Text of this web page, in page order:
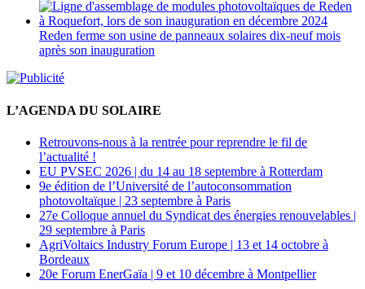
Reden ferme son usine de panneaux solaires dix-neuf mois
après son inauguration
L’AGENDA DU SOLAIRE
Retrouvons-nous à la rentrée pour reprendre le fil de
l’actualité !
EU PVSEC 2026 | du 14 au 18 septembre à Rotterdam
9e édition de l’Université de l’autoconsommation
photovoltaïque | 23 septembre à Paris
27e Colloque annuel du Syndicat des énergies renouvelables |
29 septembre à Paris
AgriVoltaics Industry Forum Europe | 13 et 14 octobre à
Bordeaux
20e Forum EnerGaïa | 9 et 10 décembre à Montpellier